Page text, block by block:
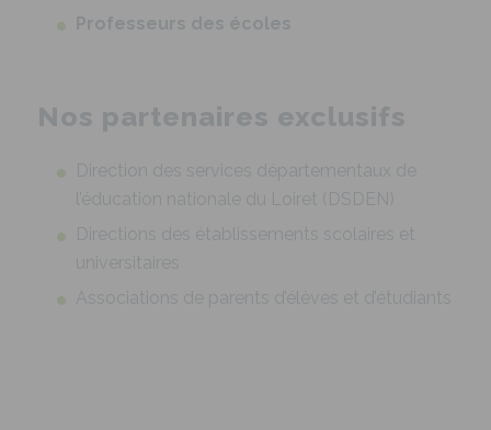
Professeurs des écoles
Nos partenaires exclusifs
Direction des services départementaux de
l’éducation nationale du Loiret (DSDEN)
Directions des établissements scolaires et
universitaires
Associations de parents d’élèves et d’étudiants